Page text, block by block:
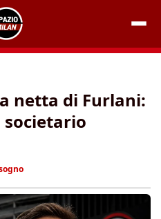
netta di Furlani: